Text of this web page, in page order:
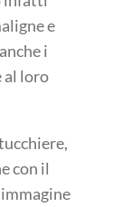
e
i
al loro
con il